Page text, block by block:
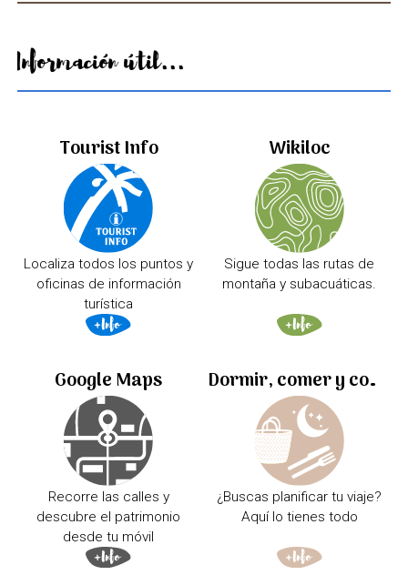
Información útil...
Tourist Info
Localiza todos los puntos y
oficinas de información
turística
Wikiloc
Sigue todas las rutas de
montaña y subacuáticas.
Google Maps
Recorre las calles y
descubre el patrimonio
desde tu móvil
Dormir, comer y comprar
¿Buscas planificar tu viaje?
Aquí lo tienes todo